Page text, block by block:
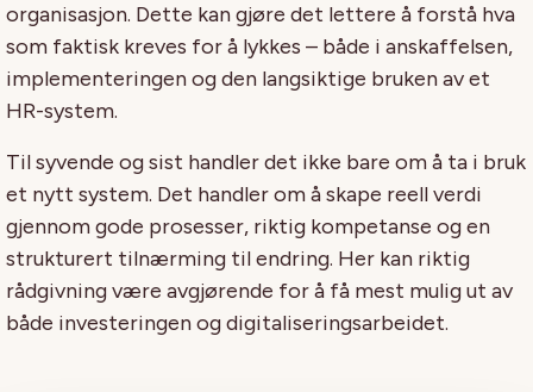
organisasjon. Dette kan gjøre det lettere å forstå hva
som faktisk kreves for å lykkes – både i anskaffelsen,
implementeringen og den langsiktige bruken av et
HR-system.
Til syvende og sist handler det ikke bare om å ta i bruk
et nytt system. Det handler om å skape reell verdi
gjennom gode prosesser, riktig kompetanse og en
strukturert tilnærming til endring. Her kan riktig
rådgivning være avgjørende for å få mest mulig ut av
både investeringen og digitaliseringsarbeidet.